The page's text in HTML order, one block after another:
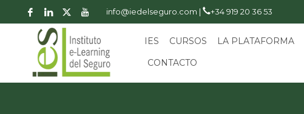
info@iedelseguro.com | +34 919 20 36 53
IES CURSOS LA PLATAFORMA
CONTACTO